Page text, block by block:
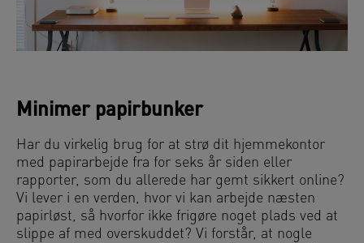
Minimer papirbunker
Har du virkelig brug for at strø dit hjemmekontor
med papirarbejde fra for seks år siden eller
rapporter, som du allerede har gemt sikkert online?
Vi lever i en verden, hvor vi kan arbejde næsten
papirløst, så hvorfor ikke frigøre noget plads ved at
slippe af med overskuddet? Vi forstår, at nogle